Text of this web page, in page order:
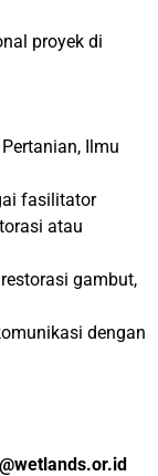
proyek di
Ilmu
fasilitator
atau
gambut,
dengan